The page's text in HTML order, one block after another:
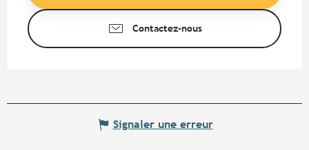
Contactez-nous
Signaler une erreur